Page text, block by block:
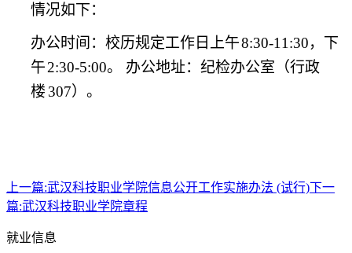
情况如下：
办公时间：校历规定工作日上午8:30-11:30，下
午2:30-5:00。
办公地址：纪检办公室（行政
楼 307）。
上一篇:武汉科技职业学院信息公开工作实施办法 (试行)下一
篇:武汉科技职业学院章程
就业信息